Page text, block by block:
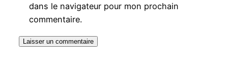
dans le navigateur pour mon prochain
commentaire.